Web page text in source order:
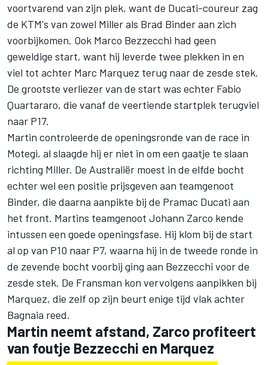
voortvarend van zijn plek, want de Ducati-coureur zag
de KTM's van zowel Miller als Brad Binderaan zich
voorbijkomen. Ook Marco Bezzecchi had geen
geweldige start, want hij leverde twee plekken in en
viel tot achter Marc Marquez terug naar de zesde stek.
De grootste verliezer van de start was echter Fabio
Quartararo, die vanaf de veertiende startplek terugviel
naar P17.
Martin controleerde de openingsronde van de race in
Motegi, al slaagde hij er niet in om een gaatje te slaan
richting Miller. De Australiër moest in de elfde bocht
echter wel een positie prijsgeven aan teamgenoot
Binder, die daarna aanpikte bij de Pramac Ducati aan
het front. Martins teamgenoot Johann Zarco kende
intussen een goede openingsfase. Hij klom bij de start
al op van P10 naar P7, waarna hij in de tweede ronde in
de zevende bocht voorbij ging aan Bezzecchi voor de
zesde stek. De Fransman kon vervolgens aanpikken bij
Marquez, die zelf op zijn beurt enige tijd vlak achter
Bagnaia reed.
Martin neemt afstand, Zarco profiteert
van foutje Bezzecchi en Marquez